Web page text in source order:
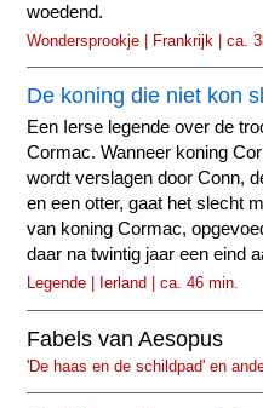
woedend.
Wondersprookje | Frankrijk | ca.
De koning die niet kon
Een Ierse legende over de
Cormac. Wanneer koning
wordt verslagen door Conn,
en een otter, gaat het slecht
van koning Cormac,
daar na twintig jaar een eind
Legende | Ierland | ca. 46 min.
Fabels van Aesopus
'De haas en de schildpad' en